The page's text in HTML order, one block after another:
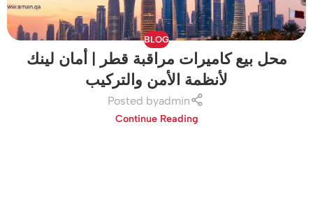
BLOG
محل بيع كاميرات مراقبة قطر | أمان لينك
لأنظمة الأمن والتركيب
Posted byadmin
Continue Reading